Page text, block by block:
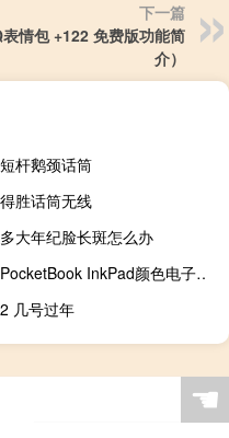
下一篇
情包 +122 免费版功能简
介）
短杆鹅颈话筒
得胜话筒无线
多大年纪脸长斑怎么办
PocketBook InkPad颜色电子书阅读器评测
2 几号过年
☚